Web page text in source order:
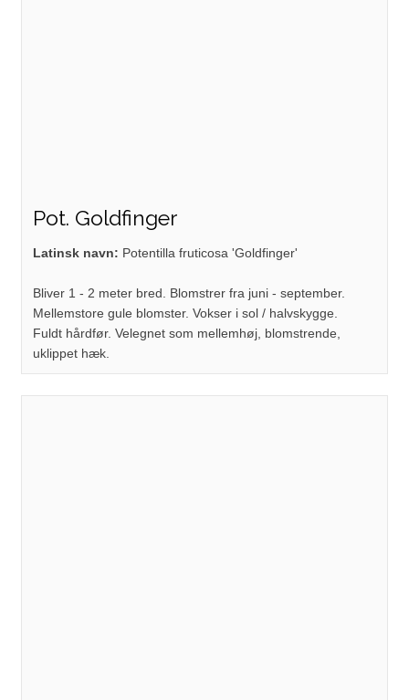
Pot. Goldfinger
Latinsk navn: Potentilla fruticosa 'Goldfinger'
Bliver 1 - 2 meter bred. Blomstrer fra juni - september.
Mellemstore gule blomster. Vokser i sol / halvskygge.
Fuldt hårdfør. Velegnet som mellemhøj, blomstrende,
uklippet hæk.